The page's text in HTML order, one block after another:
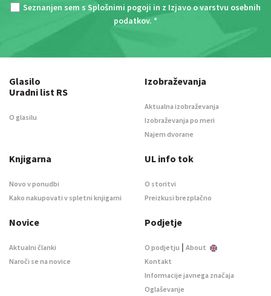
Seznanjen sem s Splošnimi pogoji in z Izjavo o varstvu osebnih
podatkov. *
Glasilo
Uradni list RS
O glasilu
Izobraževanja
Aktualna izobraževanja
Izobraževanja po meri
Najem dvorane
Knjigarna
Novo v ponudbi
Kako nakupovati v spletni knjigarni
UL info tok
O storitvi
Preizkusi brezplačno
Novice
Aktualni članki
Naroči se na novice
Podjetje
O podjetju | About
Kontakt
Informacije javnega značaja
Oglaševanje